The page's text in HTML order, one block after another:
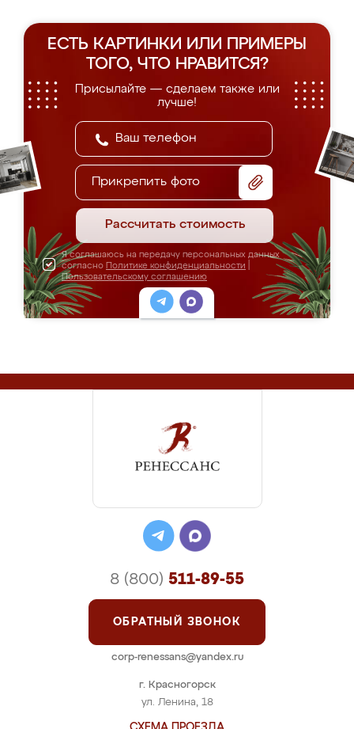
ЕСТЬ КАРТИНКИ ИЛИ ПРИМЕРЫ
ТОГО, ЧТО НРАВИТСЯ?
Присылайте — сделаем также или
лучше!
Прикрепить фото
Рассчитать стоимость
Я соглашаюсь на передачу персональных данных
согласно Политике конфиденциальности
Пользовательскому соглашению
г. Красногорск
ул. Ленина, 18
8 (800) 511-89-55
ОБРАТНЫЙ ЗВОНОК
corp-renessans@yandex.ru